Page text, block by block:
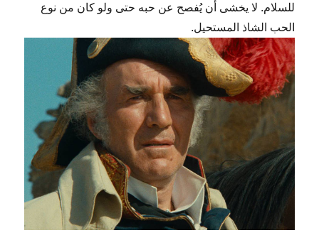
للسلام. لا يخشى أن يُفصح عن حبه حتى ولو كان من نوع
الحب الشاذ المستحيل.